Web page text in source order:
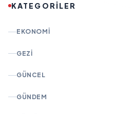
KATEGORİLER
EKONOMI
GEZI
GÜNCEL
GÜNDEM